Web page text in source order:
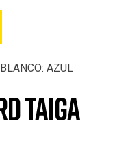
elegir
la
página
TAIGA